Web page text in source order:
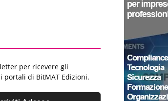
per ricevere gli
portali di BitMAT Edizioni.